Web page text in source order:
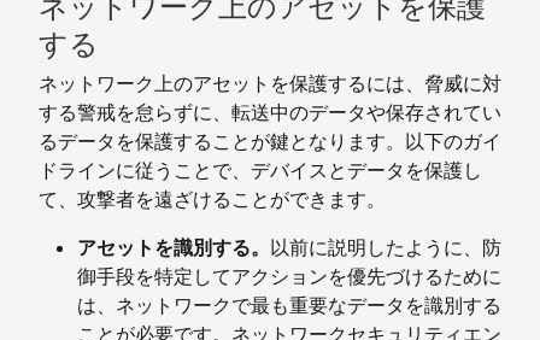
する
ネットワーク上のアセットを保護するには、脅威に対
する警戒を怠らずに、転送中のデータや保存されてい
るデータを保護することが鍵となります。以下のガイ
ドラインに従うことで、デバイスとデータを保護し
て、攻撃者を遠ざけることができます。
アセットを識別する。 以前に説明したように、防
御手段を特定してアクションを優先づけるために
は、ネットワークで最も重要なデータを識別する
ことが必要です。ネットワークセキュリティエン